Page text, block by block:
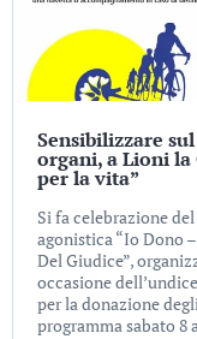
Sensibilizzare
organi, a Lioni la
per la vita”
Si fa celebrazione
agonistica “Io Dono
Del Giudice”,
occasione
per la donazione
programma sabato 8